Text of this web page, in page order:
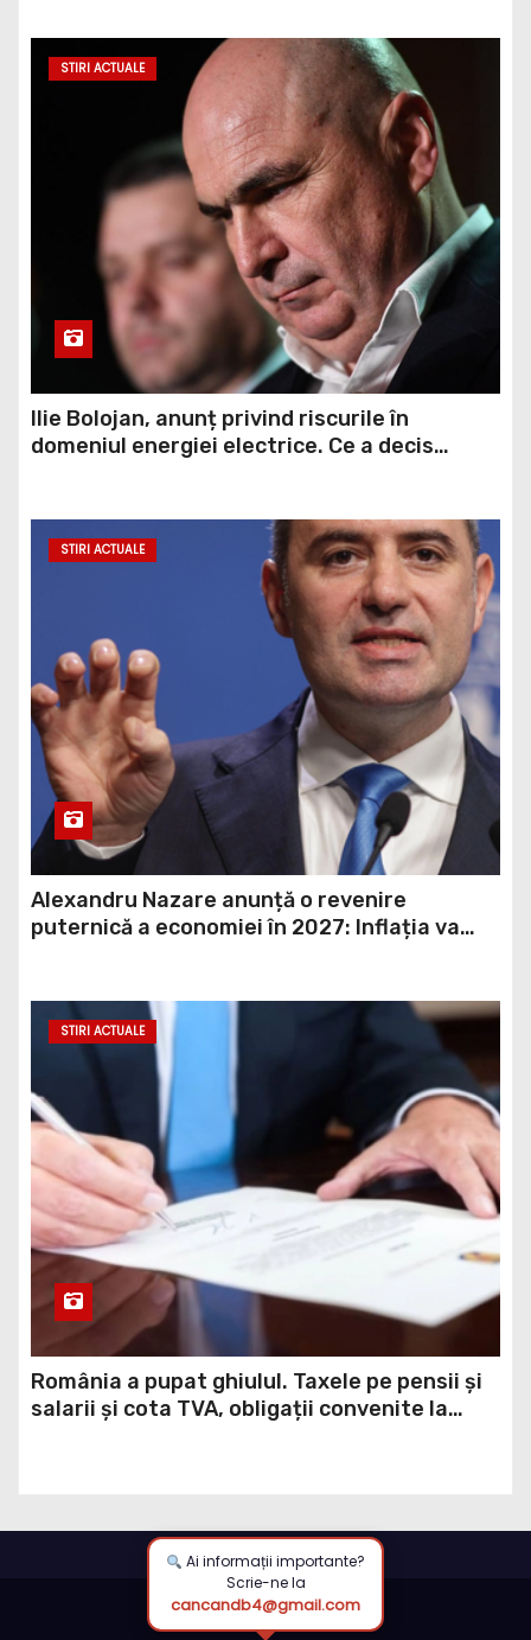
STIRI ACTUALE
Ilie Bolojan, anunț privind riscurile în
domeniul energiei electrice. Ce a decis
STIRI ACTUALE
Alexandru Nazare anunță o revenire
puternică a economiei în 2027: Inflația va
STIRI ACTUALE
România a pupat ghiulul. Taxele pe pensii și
salarii și cota TVA, obligații convenite la
Ai informații importante?
Scrie-ne la
cancandb4@gmail.com